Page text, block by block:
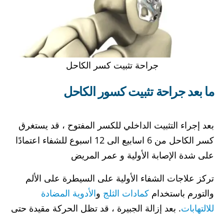
جراحة تثبيت كسر الكاحل
ما بعد جراحة تثبيت كسور الكاحل
بعد إجراء التثبيت الداخلي للكسر المفتوح ، قد يستغرق
كسر الكاحل من 6 اسابيع الى 12 اسبوع للشفاء اعتمادًا
على شدة الإصابة الأولية و عمر المريض
تركز علاجات الشفاء الأولية على السيطرة على الألم
والتورم باستخدام كمادات الثلج والأدوية المضادة
للالتهابات. بعد إزالة الجبيرة ، قد تظل الحركة مقيدة حتى